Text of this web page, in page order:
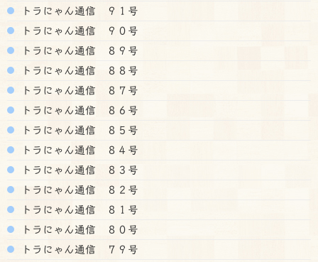
トラにゃん通信 ９１号
トラにゃん通信 ９０号
トラにゃん通信 ８９号
トラにゃん通信 ８８号
トラにゃん通信 ８７号
トラにゃん通信 ８６号
トラにゃん通信 ８５号
トラにゃん通信 ８４号
トラにゃん通信 ８３号
トラにゃん通信 ８２号
トラにゃん通信 ８１号
トラにゃん通信 ８０号
トラにゃん通信 ７９号